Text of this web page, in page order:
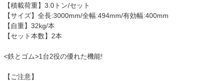
【積載荷重】3.0トン/セット
【サイズ】全長:3000mm/全幅:494mm/有効幅:400mm
【自重】32kg/本
【セット本数】2本
<鉄とゴム>1台2役の優れた機能!
【ご注意】